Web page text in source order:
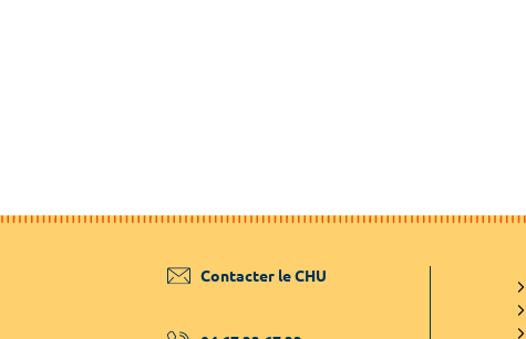
Contacter le CHU